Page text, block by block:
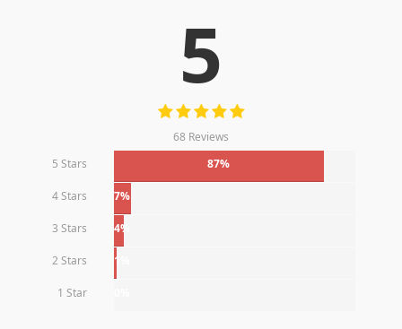
5
68 Reviews
5 Stars
87%
4 Stars 7%
3 Stars 4%
2 Stars 1%
1 Star